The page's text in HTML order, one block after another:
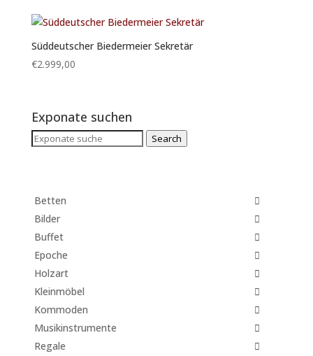
Süddeutscher Biedermeier Sekretär
€2.999,00
Exponate suchen
Search
Search
Betten
Bilder
Buffet
Epoche
Holzart
Kleinmöbel
Kommoden
Musikinstrumente
Regale